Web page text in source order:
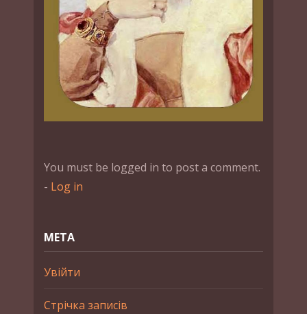
You must be logged in to post a comment.
- Log in
МЕТА
Увійти
Стрічка записів